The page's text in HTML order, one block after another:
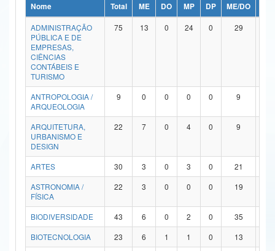
Ministério da Ciência, Tecnologia, Inovações e Comunicações
Ministério do Meio Ambiente
Ministério do Turismo
Ministério do Desenvolvimento Regional
Controladoria-Geral da União
Ministério da Mulher, da Família e dos Direitos Humanos
Secretaria de Governo
Advocacia-Geral da União
Nome Total ME DO MP DP ME/DO
ADMINISTRAÇÃO
PÚBLICA E DE
EMPRESAS,
CIÊNCIAS
CONTÁBEIS E
TURISMO
75 13 0 24 0 29
ANTROPOLOGIA /
ARQUEOLOGIA
9 0 0 0 0 9
ARQUITETURA,
URBANISMO E
DESIGN
22 7 0 4 0 9
ARTES 30 3 0 3 0 21
ASTRONOMIA /
FÍSICA
22 3 0 0 0 19
BIODIVERSIDADE 43 6 0 2 0 35
BIOTECNOLOGIA
23 6 1 1 0 13